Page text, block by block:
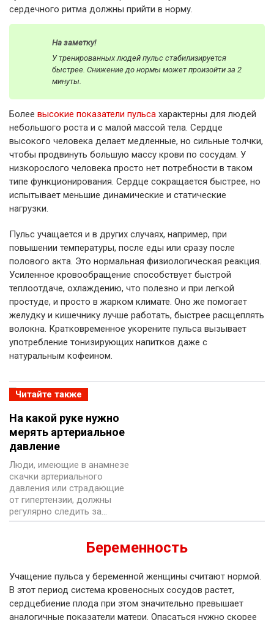
сердечного ритма должны прийти в норму.
На заметку!
У тренированных людей пульс стабилизируется
быстрее. Снижение до нормы может произойти за 2
минуты.
Более высокие показатели пульса характерны для людей
небольшого роста и с малой массой тела. Сердце
высокого человека делает медленные, но сильные толчки,
чтобы продвинуть большую массу крови по сосудам. У
низкорослого человека просто нет потребности в таком
типе функционирования. Сердце сокращается быстрее, но
испытывает меньшие динамические и статические
нагрузки.
Пульс учащается и в других случаях, например, при
повышении температуры, после еды или сразу после
полового акта. Это нормальная физиологическая реакция.
Усиленное кровообращение способствует быстрой
теплоотдаче, охлаждению, что полезно и при легкой
простуде, и просто в жарком климате. Оно же помогает
желудку и кишечнику лучше работать, быстрее расщеплять
волокна. Кратковременное укорените пульса вызывает
употребление тонизирующих напитков даже с
натуральным кофеином.
Читайте также
На какой руке нужно
мерять артериальное
давление
Люди, имеющие в анамнезе
скачки артериального
давления или страдающие
от гипертензии, должны
регулярно следить за…
Беременность
Учащение пульса у беременной женщины считают нормой.
В этот период система кровеносных сосудов растет,
сердцебиение плода при этом значительно превышает
аналогичные показатели матери. Опасаться нужно скорее